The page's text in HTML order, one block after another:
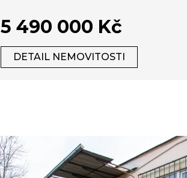
5 490 000 Kč
DETAIL NEMOVITOSTI